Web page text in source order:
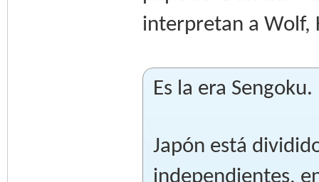
interpretan a Wolf,
Es la era Sengoku.
Japón está
independientes,